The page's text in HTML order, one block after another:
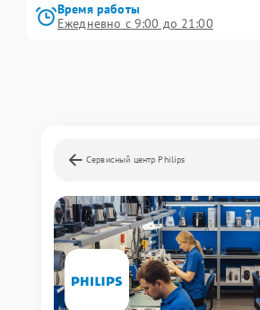
Время работы
Ежедневно с 9:00 до 21:00
Сервисный центр Philips